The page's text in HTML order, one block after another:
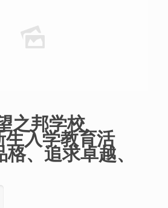
之邦学校
生入学教育活
、追求卓越、